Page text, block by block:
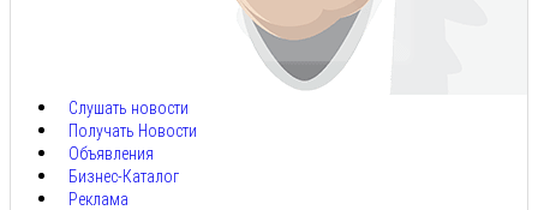
Слушать новости
Получать Новости
Объявления
Бизнес-Каталог
Реклама